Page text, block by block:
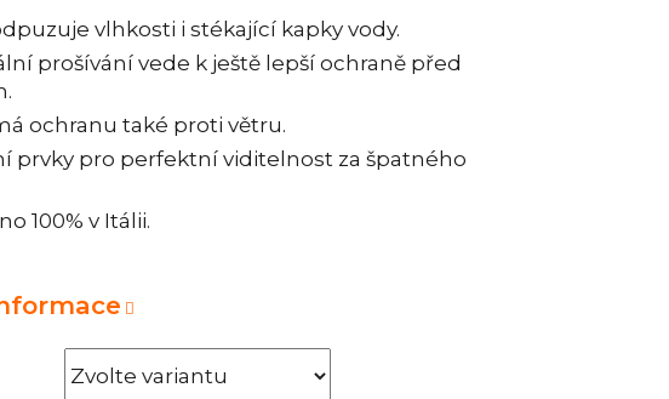
vlhkosti i stékající kapky vody.
prošívání vede k ještě lepší ochraně před
ochranu také proti větru.
prvky pro perfektní viditelnost za špatného
100% v Itálii.